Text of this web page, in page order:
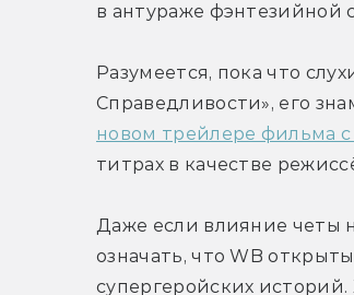
в антураже фэнтезийной
Разумеется, пока что
Справедливости», его
новом трейлере фильма
титрах в качестве
Даже если влияние четы
означать, что WB
супергеройских